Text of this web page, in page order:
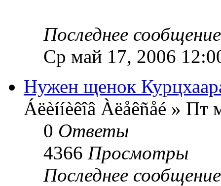
Последнее
Ср май 17, 2006
Нужен щенок
Áëèííèêîâ Àëåêñåé » Пт
0 Ответы
4366 Просмотры
Последнее